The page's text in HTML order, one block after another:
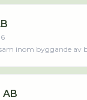
inom byggande
räkenskapsåret (2024).Läs
AB